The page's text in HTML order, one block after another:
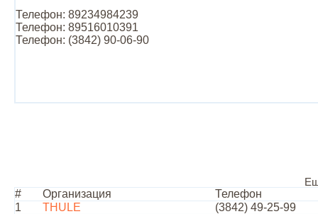
Телефон: 89234984239
Телефон: 89516010391
Телефон: (3842) 90-06-90
# Организация
Телефон
1
THULE
(3842) 49-25-99